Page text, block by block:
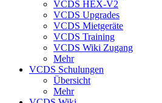
VCDS HEX-V2
VCDS Upgrades
VCDS Mietgeräte
VCDS Training
VCDS Wiki Zugang
Mehr
VCDS Schulungen
Übersicht
Mehr